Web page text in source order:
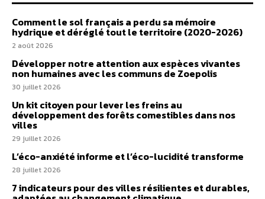
Comment le sol français a perdu sa mémoire
hydrique et déréglé tout le territoire (2020-2026)
2 août 2026
Développer notre attention aux espèces vivantes
non humaines avec les communs de Zoepolis
30 juillet 2026
Un kit citoyen pour lever les freins au
développement des forêts comestibles dans nos
villes
29 juillet 2026
L’éco-anxiété informe et l’éco-lucidité transforme
28 juillet 2026
7 indicateurs pour des villes résilientes et durables,